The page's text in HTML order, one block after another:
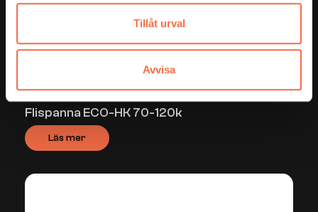
Tillåt urval
Avvisa
Flispannor
Flispanna ECO-HK 70-120k
Läs mer